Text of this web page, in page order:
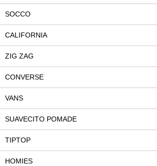
SOCCO
CALIFORNIA
ZIG ZAG
CONVERSE
VANS
SUAVECITO POMADE
TIPTOP
HOMIES